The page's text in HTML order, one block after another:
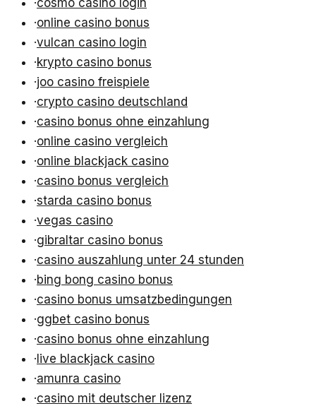
·online casino bonus
·vulcan casino login
·krypto casino bonus
·joo casino freispiele
·crypto casino deutschland
·casino bonus ohne einzahlung
·online casino vergleich
·online blackjack casino
·casino bonus vergleich
·starda casino bonus
·vegas casino
·gibraltar casino bonus
·casino auszahlung unter 24 stunden
·bing bong casino bonus
·casino bonus umsatzbedingungen
·ggbet casino bonus
·casino bonus ohne einzahlung
·live blackjack casino
·amunra casino
·casino mit deutscher lizenz